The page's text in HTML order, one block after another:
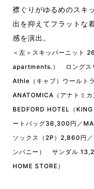
襟ぐりがゆるめのスキ
出を抑えてフラットな
感を演出。
＜左＞スキッパーニット
apartments.） ロングス
Athle（キャブ）ウールト
ANATOMICA（アナトミ
BEDFORD HOTEL（
ートバッグ36,300円／
ソックス（2P）2,860円
ンパニー） サンダル
HOME STORE）